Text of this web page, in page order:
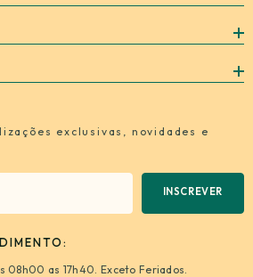
exclusivas, novidades e
INSCREVER
08h00 as 17h40. Exceto Feriados.